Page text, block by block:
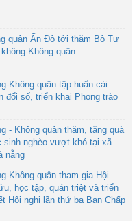
quân Ấn Độ tới thăm Bộ Tư
Không quân
Không quân tập huấn cải
đổi số, triển khai Phong trào
- Không quân thăm, tặng quà
sinh nghèo vượt khó tại xã
nẵng
Không quân tham gia Hội
học tập, quán triệt và triển
Hội nghị lần thứ ba Ban Chấp